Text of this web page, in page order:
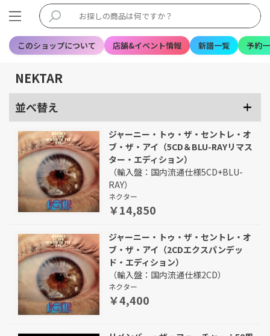
このショップについて 店舗&イベント情報 新譜一覧 予約
NEKTAR
並べ替え
ジャーニー・トゥ・ザ・セントレ・オ
ブ・ザ・アイ（5CD＆BLU-RAYリマス
ター・エディション）
（輸入盤：国内流通仕様5CD+BLU-
RAY）
ネクター
￥14,850
ジャーニー・トゥ・ザ・セントレ・オ
ブ・ザ・アイ（2CDエクスパンデッ
ド・エディション）
（輸入盤：国内流通仕様2CD）
ネクター
￥4,400